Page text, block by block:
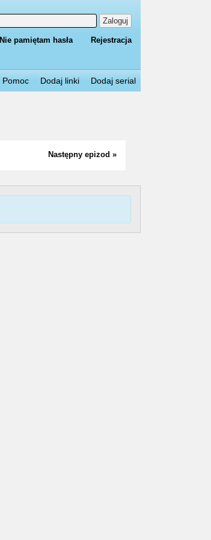
Zaloguj
Nie pamiętam hasła Rejestracja
Pomoc Dodaj linki Dodaj serial
Następny epizod »